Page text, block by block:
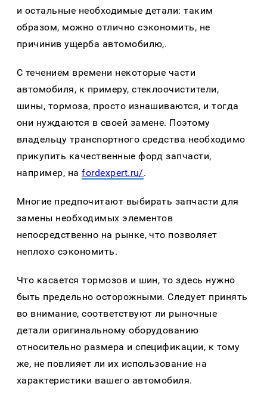
и остальные необходимые детали: таким
образом, можно отлично сэкономить, не
причинив ущерба автомобилю,.
С течением времени некоторые части
автомобиля, к примеру, стеклоочистители,
шины, тормоза, просто изнашиваются, и тогда
они нуждаются в своей замене. Поэтому
владельцу транспортного средства необходимо
прикупить качественные форд запчасти,
например, наfordexpert.ru/.
Многие предпочитают выбирать запчасти для
замены необходимых элементов
непосредственно на рынке, что позволяет
неплохо сэкономить.
Что касается тормозов и шин, то здесь нужно
быть предельно осторожными. Следует принять
во внимание, соответствуют ли рыночные
детали оригинальному оборудованию
относительно размера и спецификации, к тому
же, не повлияет ли их использование на
характеристики вашего автомобиля.